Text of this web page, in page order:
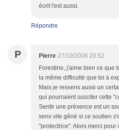
écrit l'est aussi.
Répondre
P Pierre 27/10/2006 20:52
Forestine, j'aime bien ce que
la même difficulté que toi à
Mais je ressens aussi un
qui pourraient susciter cette
Sentir une présence est un
sens vite gêné si ce soutien
"protectrice". Alors merci pour